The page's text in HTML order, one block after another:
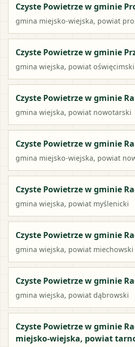
Czyste Powietrze w gminie
gmina miejsko-wiejska, powiat
Czyste Powietrze w gminie
gmina wiejska, powiat oświęcimski
Czyste Powietrze w gminie
gmina wiejska, powiat nowotarski
Czyste Powietrze w gminie
gmina miejsko-wiejska, powiat
Czyste Powietrze w gminie
gmina wiejska, powiat myślenicki
Czyste Powietrze w gminie
gmina wiejska, powiat miechowski
Czyste Powietrze w gminie
gmina wiejska, powiat dąbrowski
Czyste Powietrze w gminie
miejsko-wiejska, powiat